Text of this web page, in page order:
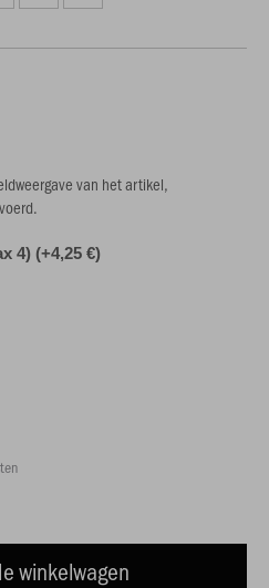
van het artikel,
4) (+4,25 €)
winkelwagen